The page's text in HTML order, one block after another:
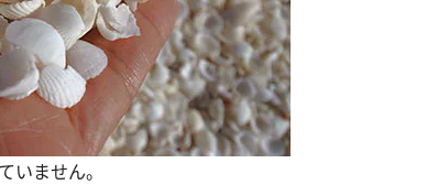
いません。